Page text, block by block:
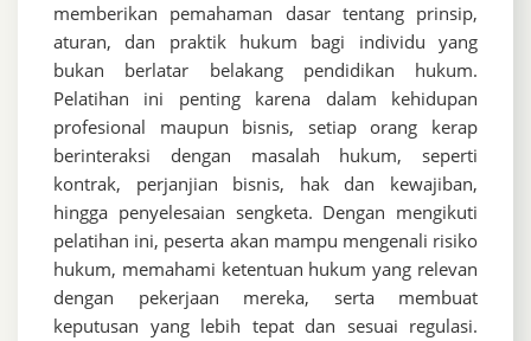
memberikan pemahaman dasar tentang prinsip,
aturan, dan praktik hukum bagi individu yang
bukan berlatar belakang pendidikan hukum.
Pelatihan ini penting karena dalam kehidupan
profesional maupun bisnis, setiap orang kerap
berinteraksi dengan masalah hukum, seperti
kontrak, perjanjian bisnis, hak dan kewajiban,
hingga penyelesaian sengketa. Dengan mengikuti
pelatihan ini, peserta akan mampu mengenali risiko
hukum, memahami ketentuan hukum yang relevan
dengan pekerjaan mereka, serta membuat
keputusan yang lebih tepat dan sesuai regulasi.